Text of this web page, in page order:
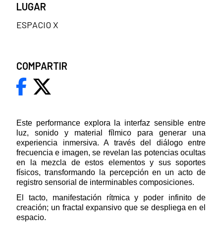
Este performance explora la interfaz sensible entre
luz, sonido y material fílmico para generar una
experiencia inmersiva. A través del diálogo entre
frecuencia e imagen, se revelan las potencias ocultas
en la mezcla de estos elementos y sus soportes
físicos, transformando la percepción en un acto de
registro sensorial de interminables composiciones.
El tacto, manifestación rítmica y poder infinito de
creación; un fractal expansivo que se despliega en el
espacio.
LUGAR
ESPACIO X
COMPARTIR